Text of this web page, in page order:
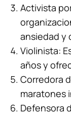
Activista
ansiedad y
Violinista:
años y
Corredora
maratones
Defensora